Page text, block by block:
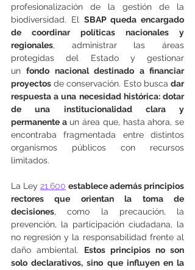
profesionalización de la gestión de la
biodiversidad. El SBAP queda encargado
de coordinar políticas nacionales y
regionales, administrar las áreas
protegidas del Estado y gestionar
un fondo nacional destinado a financiar
proyectos de conservación. Esto busca dar
respuesta a una necesidad histórica: dotar
de una institucionalidad clara y
permanente a un área que, hasta ahora, se
encontraba fragmentada entre distintos
organismos públicos con recursos
limitados.
La Ley 21.600 establece además principios
rectores que orientan la toma de
decisiones, como la precaución, la
prevención, la participación ciudadana, la
no regresión y la responsabilidad frente al
daño ambiental. Estos principios no son
solo declarativos, sino que influyen en la